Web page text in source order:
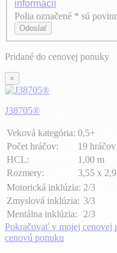
informácií
Axeptio consent
Polia označené * sú
Odoslať
Pridané do cenovej ponuky
×
J38705®
Veková kategória: 0,5+
Počet hráčov:
19 hráčov
HCL:
1,00 m
Rozmery:
3,55 x
Motorická inklúzia: 2/3
Zmyslová inklúzia: 3/3
Mentálna inklúzia:
2/3
Pokračovať v mojej cenovej
cenovú ponuku